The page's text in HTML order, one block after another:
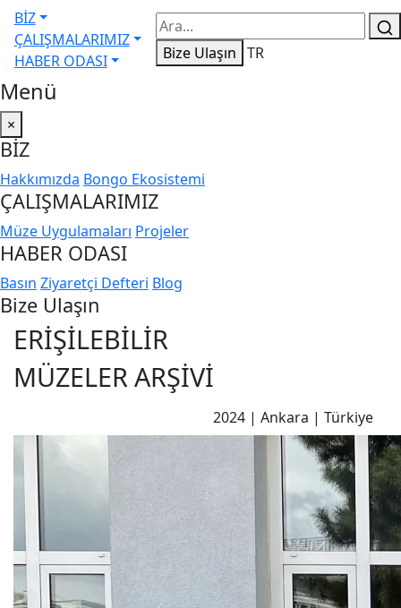
BİZ
ÇALIŞMALARIMIZ
HABER ODASI
Bize Ulaşın TR
Menü
×
BİZ
Hakkımızda Bongo Ekosistemi
ÇALIŞMALARIMIZ
Müze Uygulamaları Projeler
HABER ODASI
Basın Ziyaretçi Defteri Blog
Bize Ulaşın
ERIŞILEBILIR
MÜZELER ARŞIVI
2024 | Ankara | Türkiye